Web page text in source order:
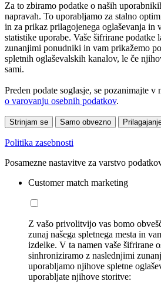
Za to zbiramo podatke o naših
napravah. To uporabljamo za stalno
in za prikaz prilagojenega oglaševanja in
statistike uporabe. Vaše šifrirane podatke
zunanjimi ponudniki in vam prikažemo
spletnih oglaševalskih kanalov, le če
sami.
Preden podate soglasje, se pozanimajte v
o varovanju osebnih podatkov.
Strinjam se Samo obvezno
Politika zasebnosti
Posamezne nastavitve za varstvo
Customer match marketing
Z vašo privolitvijo vas bomo
zunaj našega spletnega mesta in
izdelke. V ta namen vaše šifrirane
sinhroniziramo z naslednjimi
uporabljamo njihove spletne
uporabljate njihove storitve: